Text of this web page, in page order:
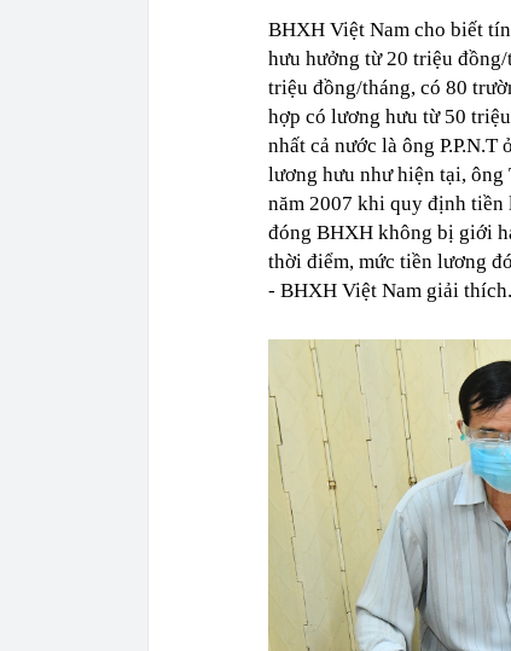
BHXH Việt Nam cho biết
hưu hưởng từ 20 triệu
triệu đồng/tháng, có 80
hợp có lương hưu từ 50
nhất cả nước là ông
lương hưu như hiện tại, ông
năm 2007 khi quy định tiền
đóng BHXH không bị giới
thời điểm, mức tiền lương
- BHXH Việt Nam giải thích.